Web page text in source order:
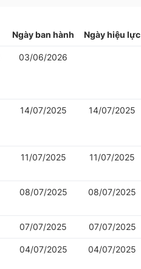
Ngày ban hành Ngày hiệu lực
03/06/2026
14/07/2025 14/07/2025
11/07/2025 11/07/2025
08/07/2025 08/07/2025
07/07/2025 07/07/2025
04/07/2025 04/07/2025